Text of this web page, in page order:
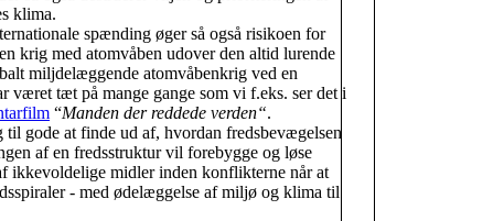
klima.
spænding øger så også risikoen for
krig med atomvåben udover den altid lurende
miljdelæggende atomvåbenkrig ved en
været tæt på mange gange som vi f.eks. ser det i
“Manden der reddede verden“.
til gode at finde ud af, hvordan fredsbevægelsen
af en fredsstruktur vil forebygge og løse
ikkevoldelige midler inden konflikterne når at
- med ødelæggelse af miljø og klima til